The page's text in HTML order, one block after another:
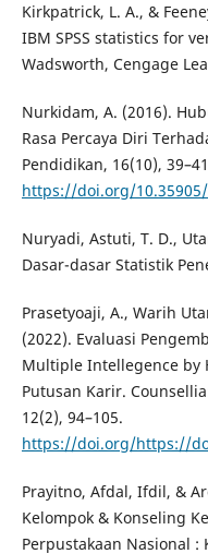
Kirkpatrick, L. A., &
IBM SPSS statistics for
Wadsworth, Cengage
Nurkidam, A. (2016).
Rasa Percaya Diri
Pendidikan, 16(10),
https://doi.org/
Nuryadi, Astuti, T. D.,
Dasar-dasar Statistik
Prasetyoaji, A., Warih
(2022). Evaluasi
Multiple Intellegence by
Putusan Karir.
12(2), 94–105.
https://doi.org/https://
Prayitno, Afdal, Ifdil, &
Kelompok & Konseling
Perpustakaan Nasional :